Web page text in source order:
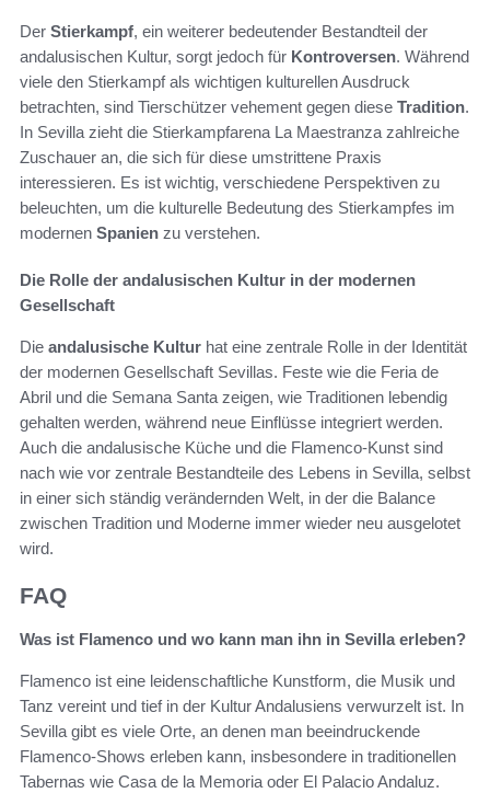
Der Stierkampf, ein weiterer bedeutender Bestandteil der
andalusischen Kultur, sorgt jedoch für Kontroversen. Während
viele den Stierkampf als wichtigen kulturellen Ausdruck
betrachten, sind Tierschützer vehement gegen diese Tradition.
In Sevilla zieht die Stierkampfarena La Maestranza zahlreiche
Zuschauer an, die sich für diese umstrittene Praxis
interessieren. Es ist wichtig, verschiedene Perspektiven zu
beleuchten, um die kulturelle Bedeutung des Stierkampfes im
modernen Spanien zu verstehen.
Die Rolle der andalusischen Kultur in der modernen
Gesellschaft
Die andalusische Kultur hat eine zentrale Rolle in der Identität
der modernen Gesellschaft Sevillas. Feste wie die Feria de
Abril und die Semana Santa zeigen, wie Traditionen lebendig
gehalten werden, während neue Einflüsse integriert werden.
Auch die andalusische Küche und die Flamenco-Kunst sind
nach wie vor zentrale Bestandteile des Lebens in Sevilla, selbst
in einer sich ständig verändernden Welt, in der die Balance
zwischen Tradition und Moderne immer wieder neu ausgelotet
wird.
FAQ
Was ist Flamenco und wo kann man ihn in Sevilla erleben?
Flamenco ist eine leidenschaftliche Kunstform, die Musik und
Tanz vereint und tief in der Kultur Andalusiens verwurzelt ist. In
Sevilla gibt es viele Orte, an denen man beeindruckende
Flamenco-Shows erleben kann, insbesondere in traditionellen
Tabernas wie Casa de la Memoria oder El Palacio Andaluz.